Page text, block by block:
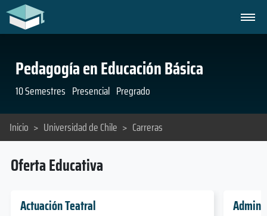
Pedagogía en Educación Básica
10 Semestres Presencial Pregrado
Inicio > Universidad de Chile > Carreras
Oferta Educativa
Actuación Teatral